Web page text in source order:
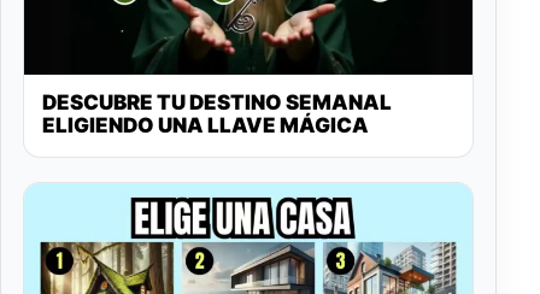
DESCUBRE TU DESTINO SEMANAL
ELIGIENDO UNA LLAVE MÁGICA